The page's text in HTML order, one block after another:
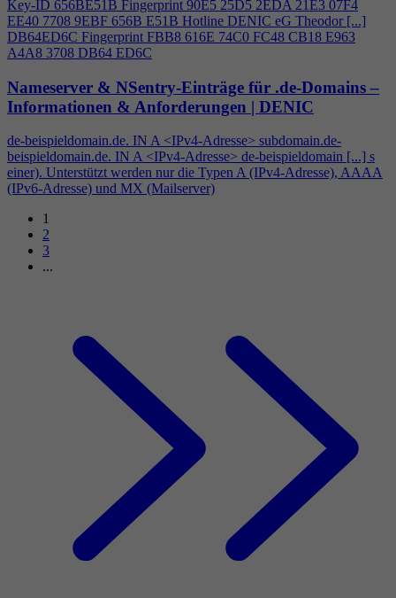
Key-ID 656BE51B Fingerprint 90E5 25D5 2EDA 21E3 07F4
EE40 7708 9EBF 656B E51B Hotline DENIC eG Theodor [...]
DB64ED6C Fingerprint FBB8 616E 74C0 FC48 CB18 E963
A4A8 3708 DB64 ED6C
Nameserver & NSentry-Einträge für .de-Domains –
Informationen & Anforderungen | DENIC
de-beispieldomain.de. IN A <IPv4-Adresse> subdomain.de-
beispieldomain.de. IN A <IPv4-Adresse> de-beispieldomain [...] s
einer). Unterstützt werden nur die Typen A (IPv4-Adresse), AAAA
(IPv6-Adresse) und MX (Mailserver)
1
2
3
...